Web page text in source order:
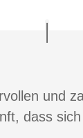
und
dass